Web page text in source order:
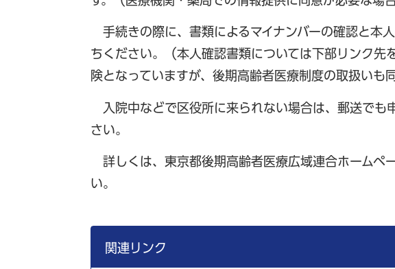
手続きの際に、書類によるマイナンバーの確認と本
ちください。（本人確認書類については下部リンク先
険となっていますが、後期高齢者医療制度の取扱いも同
入院中などで区役所に来られない場合は、郵送でも
さい。
詳しくは、東京都後期高齢者医療広域連合ホームペ
い。
関連リンク